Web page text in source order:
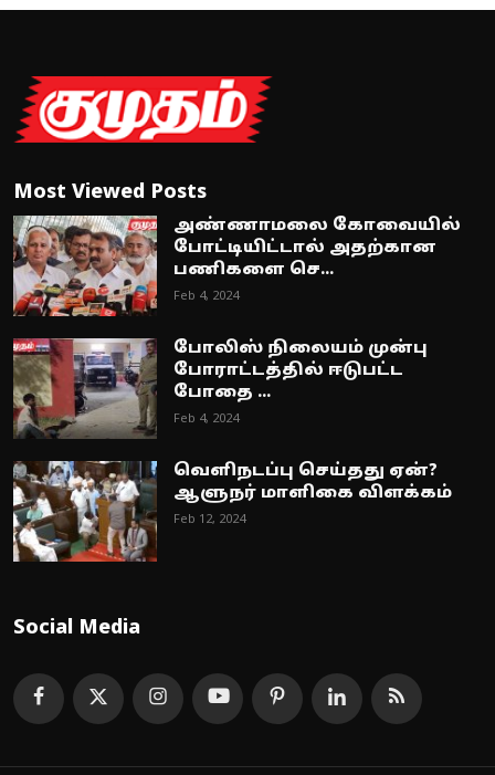
Most Viewed Posts
அண்ணாமலை கோவையில்
போட்டியிட்டால் அதற்கான
பணிகளை செ...
Feb 4, 2024
போலிஸ் நிலையம் முன்பு
போராட்டத்தில் ஈடுபட்ட
போதை ...
Feb 4, 2024
வெளிநடப்பு செய்தது ஏன்?
ஆளுநர் மாளிகை விளக்கம்
Feb 12, 2024
Social Media